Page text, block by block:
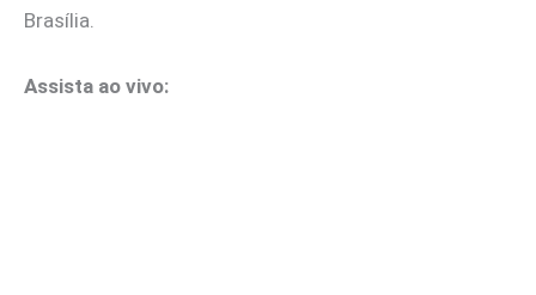
Brasília.
Assista ao vivo: